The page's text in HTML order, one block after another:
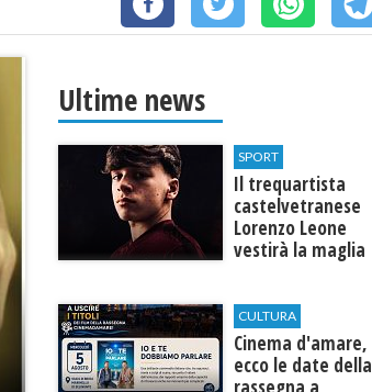
Ultime news
SPORT
Il trequartista
castelvetranese
Lorenzo Leone
vestirà la maglia
CULTURA
Cinema d'amare,
ecco le date della